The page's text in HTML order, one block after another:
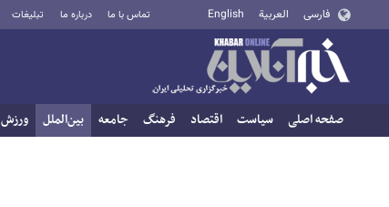
فارسی العربية English تماس با ما درباره ما تبلیغات
صفحه اصلی سیاست اقتصاد فرهنگ جامعه بین‌الملل ورزش